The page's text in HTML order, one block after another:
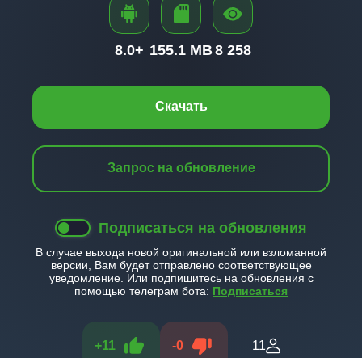
Скачать
Запрос на обновление
Подписаться на обновления
В случае выхода новой оригинальной или взломанной
версии, Вам будет отправлено соответствующее
уведомление. Или подпишитесь на обновления с
помощью телеграм бота: Подписаться
+11 -0 11
8.0+ 155.1 MB8 258